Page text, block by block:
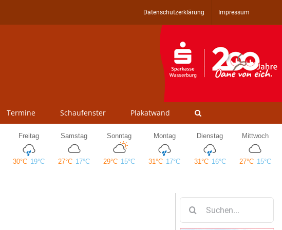
Datenschutzerklärung Impressum
Termine Schaufenster Plakatwand
nach: